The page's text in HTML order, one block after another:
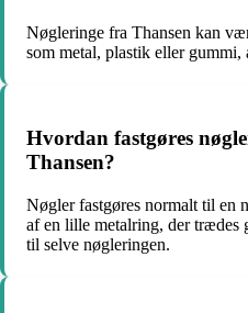
Nøgleringe fra Thansen kan
som metal, plastik eller
Hvordan fastgøres
Thansen?
Nøgler fastgøres normalt til en
af en lille metalring, der trædes
til selve nøgleringen.